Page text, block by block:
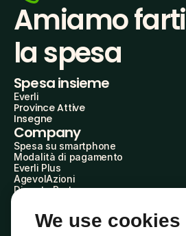
Amiamo farti
la spesa
Spesa insieme
Everli
Province Attive
Insegne
Company
Spesa su smartphone
Modalità di pagamento
Everli Plus
AgevolAzioni
Diventa Partner
Everli Shoppers
About Us
We use cookies